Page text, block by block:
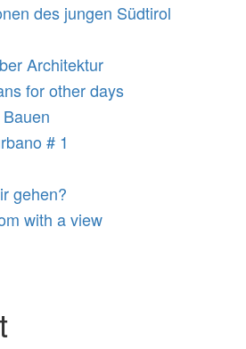
des jungen Südtirol
Architektur
for other days
# 1
gehen?
with a view